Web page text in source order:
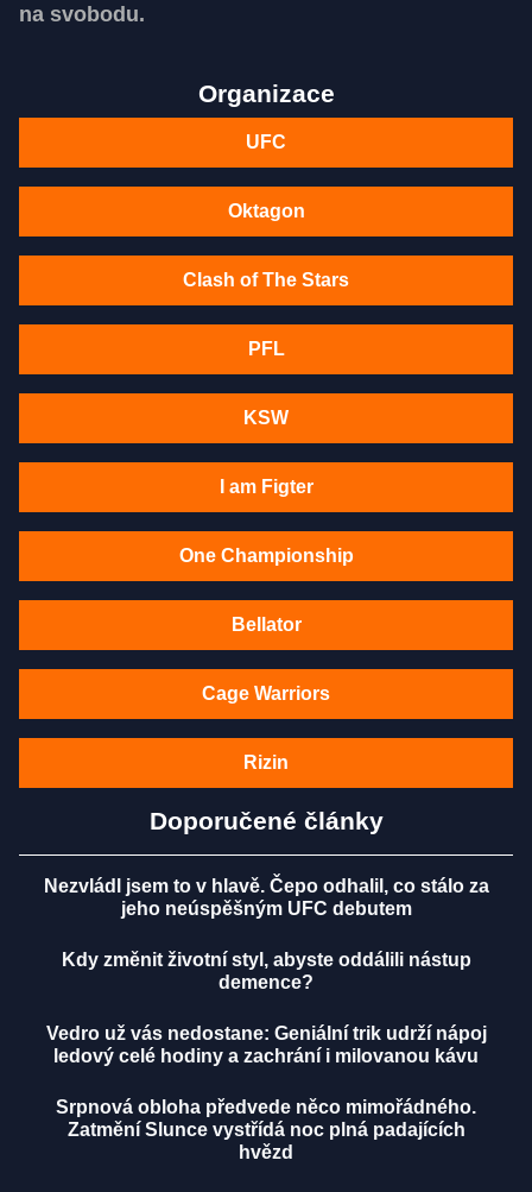
na svobodu.
Organizace
UFC
Oktagon
Clash of The Stars
PFL
KSW
I am Figter
One Championship
Bellator
Cage Warriors
Rizin
Doporučené články
Nezvládl jsem to v hlavě. Čepo odhalil, co stálo za
jeho neúspěšným UFC debutem
Kdy změnit životní styl, abyste oddálili nástup
demence?
Vedro už vás nedostane: Geniální trik udrží nápoj
ledový celé hodiny a zachrání i milovanou kávu
Srpnová obloha předvede něco mimořádného.
Zatmění Slunce vystřídá noc plná padajících
hvězd